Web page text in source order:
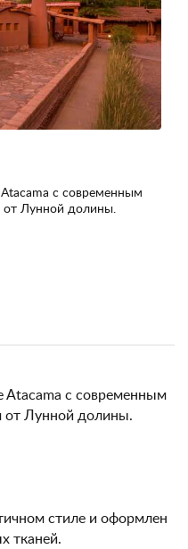
с современным
Лунной долины.
Atacama с современным
от Лунной долины.
стиле и оформлен
тканей.